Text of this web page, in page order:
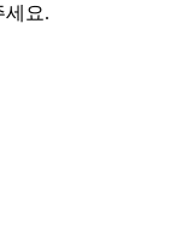
세요.